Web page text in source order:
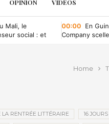
OPINION VIDÉOS
Mali, le
social : et
00:00 En
Company
Home
LA RENTRÉE LITTÉRAIRE 16